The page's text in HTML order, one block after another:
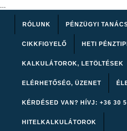
...
RÓLUNK PÉNZÜGYI
CIKKFIGYELŐ HETI
KALKULÁTOROK, LETÖLTÉSEK
ELÉRHETŐSÉG, ÜZENET
KÉRDÉSED VAN? HÍVJ: +36 30
HITELKALKULÁTOROK